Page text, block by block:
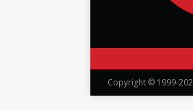
Copyright © 1999-